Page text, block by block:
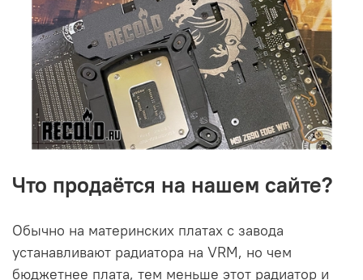
Что продаётся на нашем сайте?
Обычно на материнских платах с завода
устанавливают радиатора на VRM, но чем
бюджетнее плата, тем меньше этот радиатор и